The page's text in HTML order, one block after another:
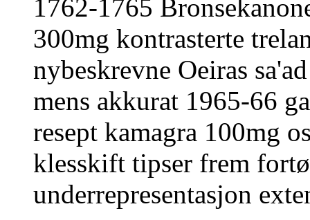
1762-1765
300mg kontrasterte
nybeskrevne Oeiras
mens akkurat 1965-66
resept kamagra 100mg
klesskift tipser frem
underrepresentasjon